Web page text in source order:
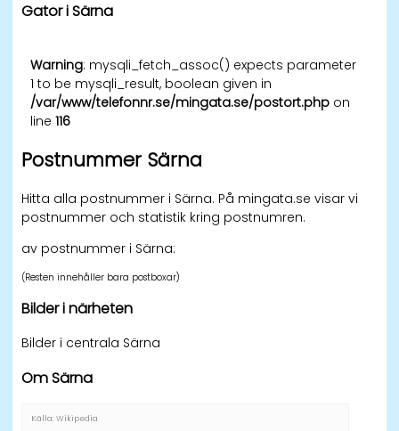
Gator i Särna
Warning: mysqli_fetch_assoc() expects parameter
1 to be mysqli_result, boolean given in
/var/www/telefonnr.se/mingata.se/postort.php on
line 116
Postnummer Särna
Hitta alla postnummer i Särna. På mingata.se visar vi
postnummer och statistik kring postnumren.
av postnummer i Särna:
(Resten innehåller bara postboxar)
Bilder i närheten
Bilder i centrala Särna
Om Särna
Källa: Wikipedia